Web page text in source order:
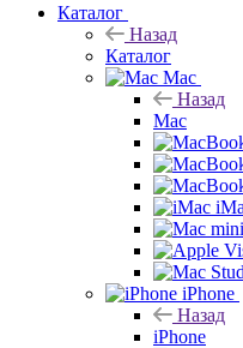
Каталог
Назад
Каталог
Mac
Назад
Mac
iPhone
Назад
iPhone